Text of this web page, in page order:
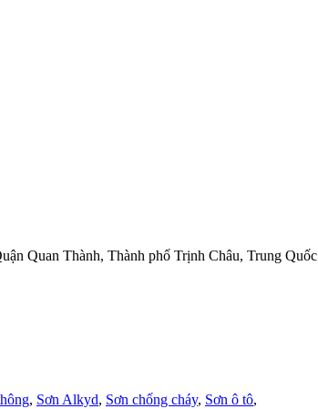
Quan Thành, Thành phố Trịnh Châu, Trung Quốc
, Sơn Alkyd, Sơn chống cháy, Sơn ô tô,